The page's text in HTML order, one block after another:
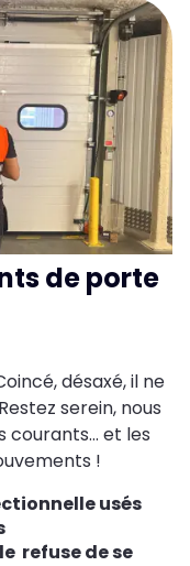
de porte
désaxé, il ne
serein, nous
courants... et les
!
usés
refuse de se